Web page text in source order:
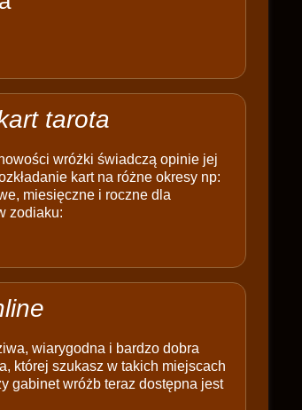
tarota
wróżki świadczą opinie jej
kart na różne okresy np:
miesięczne i roczne dla
zodiaku:
wiarygodna i bardzo dobra
której szukasz w takich miejscach
gabinet wróżb teraz dostępna jest